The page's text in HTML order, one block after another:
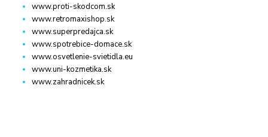
www.proti-skodcom.sk
www.retromaxishop.sk
www.superpredajca.sk
www.spotrebice-domace.sk
www.osvetlenie-svietidla.eu
www.uni-kozmetika.sk
www.zahradnicek.sk